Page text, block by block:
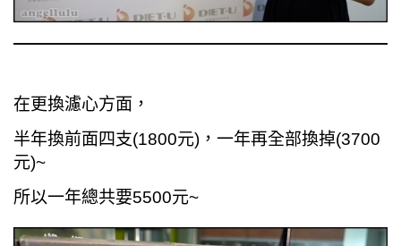
在更換濾心方面，
半年換前面四支(1800元)，一年再全部換掉(3700
元)~
所以一年總共要5500元~